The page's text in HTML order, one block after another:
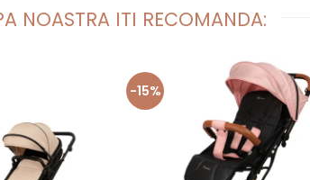
NOASTRA ITI RECOMANDA:
-15%